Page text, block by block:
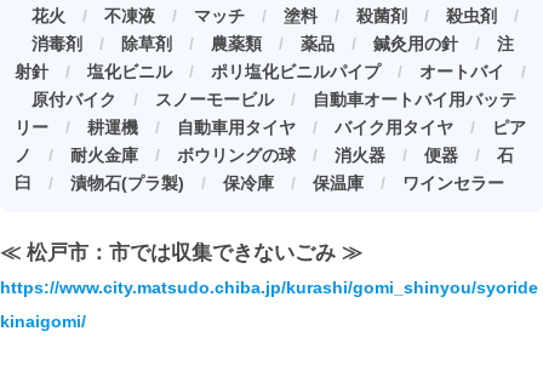
花火 / 不凍液 / マッチ / 塗料 / 殺菌剤 / 殺虫剤
/
消毒剤
/ 除草剤 / 農薬類 / 薬品 / 鍼灸用の針 / 注
射針 / 塩化ビニル/ ポリ塩化ビニルパイプ/ オートバイ
/
原付バイク
/ スノーモービル/
自動車オートバイ用バッテ
リー / 耕運機 / 自動車用タイヤ / バイク用タイヤ /
ピア
ノ
/ 耐火金庫 / ボウリングの球 / 消火器 / 便器 / 石
臼
/ 漬物石(プラ製) / 保冷庫 / 保温庫 / ワインセラー
≪ 松戸市：市では収集できないごみ ≫
https://www.city.matsudo.chiba.jp/kurashi/gomi_shinyou/syoride
kinaigomi/